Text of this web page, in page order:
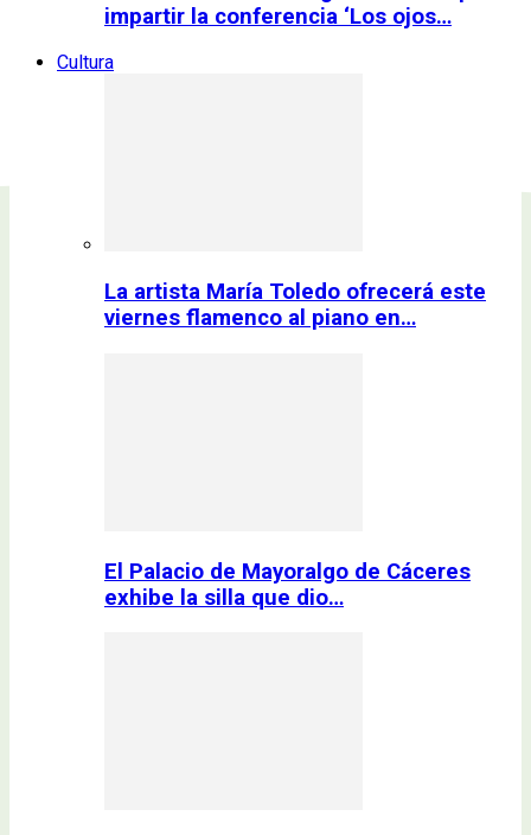
impartir la conferencia ‘Los ojos…
Cultura
La artista María Toledo ofrecerá este
viernes flamenco al piano en…
El Palacio de Mayoralgo de Cáceres
exhibe la silla que dio…